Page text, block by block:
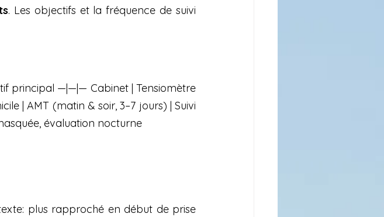
. Les objectifs et la fréquence de suivi
principal —|—|— Cabinet | Tensiomètre
| AMT (matin & soir, 3–7 jours) | Suivi
évaluation nocturne
plus rapproché en début de prise